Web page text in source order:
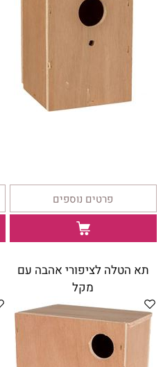
פרטים נוספים
תא הטלה לציפורי אהבה עם
מקל